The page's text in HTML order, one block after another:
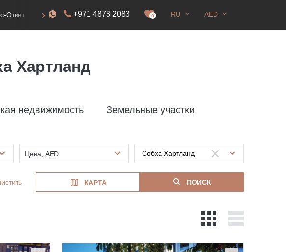
Ответ ВНЖ +971 4873 2083 0 RU AED
Хартланд
недвижимость Земельные участки
Цена, AED
КАРТА ПОИСК